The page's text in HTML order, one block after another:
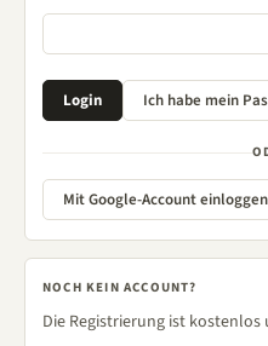
Mit Google-Account einloggen
NOCH KEIN ACCOUNT?
Die Registrierung ist